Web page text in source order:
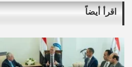
اقرأ أيضاً